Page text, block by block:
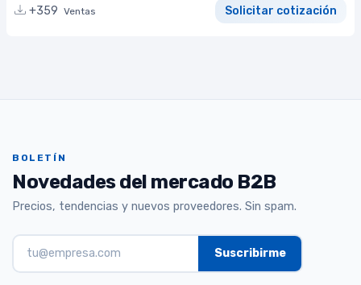
+359 Ventas Solicitar cotización
BOLETÍN
Novedades del mercado B2B
Precios, tendencias y nuevos proveedores. Sin spam.